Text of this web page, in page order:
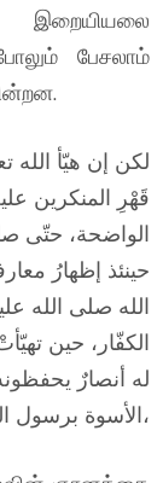
இறையியலை
பேசலாம்
لكن إن هيّأ
قَهْرِ المنكرين
الواضحة، حتّى
حينئذ إظهارُ
الله صلى الله
الكفّار، حين
له أنصارٌ
الأسوة برسول الله صلّى الله عليه وسلّم،